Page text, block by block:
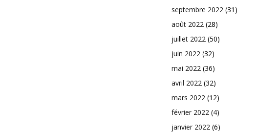
septembre 2022 (31)
août 2022 (28)
juillet 2022 (50)
juin 2022 (32)
mai 2022 (36)
avril 2022 (32)
mars 2022 (12)
février 2022 (4)
janvier 2022 (6)